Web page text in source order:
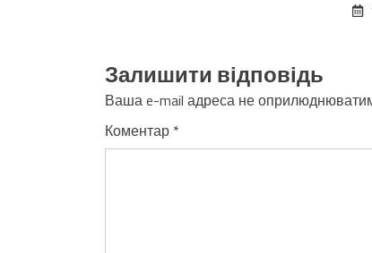
Залишити відповідь
Ваша e-mail адреса не
Коментар *